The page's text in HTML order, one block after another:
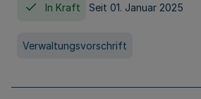
In Kraft Seit 01. Januar 2025
Verwaltungsvorschrift